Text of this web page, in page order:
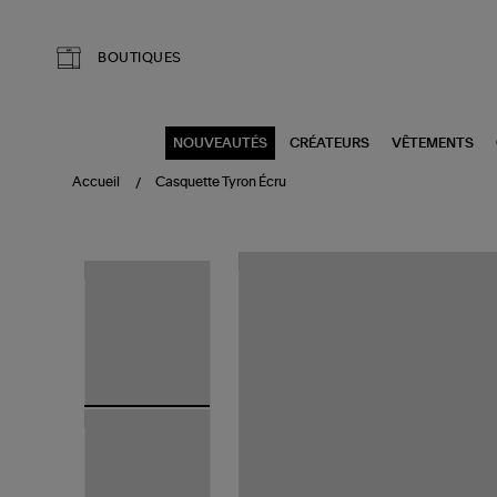
BOUTIQUES
NOUVEAUTÉS CRÉATEURS VÊTEMENTS
Accueil Casquette Tyron Écru